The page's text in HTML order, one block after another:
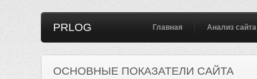
PRLOG Главная Анализ сайта
ОСНОВНЫЕ ПОКАЗАТЕЛИ САЙТА